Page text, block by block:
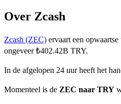
Over Zcash
Zcash (ZEC) ervaart een
ongeveer ₺402.42B TRY.
In de afgelopen 24 uur heeft het
Momenteel is de ZEC naar TRY